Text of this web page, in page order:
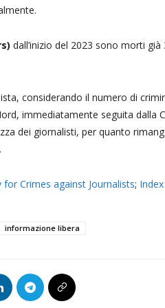
dall’inizio del 2023 sono morti
considerando il numero di
immediatamente seguita dalla
dei giornalisti, per quanto
Crimes against Journalists;
informazione libera